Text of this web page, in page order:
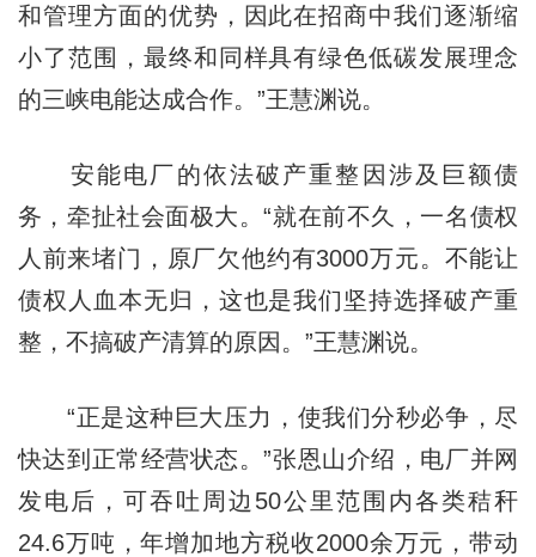
和管理方面的优势，因此在招商中我们逐渐缩
小了范围，最终和同样具有绿色低碳发展理念
的三峡电能达成合作。”王慧渊说。
安能电厂的依法破产重整因涉及巨额债
务，牵扯社会面极大。“就在前不久，一名债权
人前来堵门，原厂欠他约有3000万元。不能让
债权人血本无归，这也是我们坚持选择破产重
整，不搞破产清算的原因。”王慧渊说。
“正是这种巨大压力，使我们分秒必争，尽
快达到正常经营状态。”张恩山介绍，电厂并网
发电后，可吞吐周边50公里范围内各类秸秆
24.6万吨，年增加地方税收2000余万元，带动